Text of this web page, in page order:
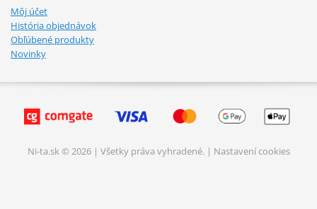
Môj účet
História objednávok
Obľúbené produkty
Novinky
Ni-ta.sk © 2026 | Všetky práva vyhradené. | Nastavení cookies